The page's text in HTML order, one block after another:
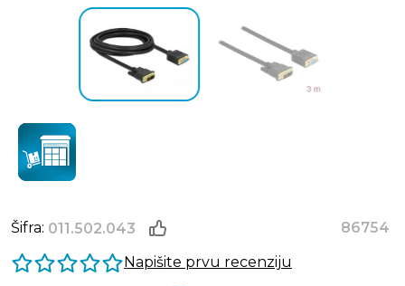
Šifra: 011.502.043
86754
Napišite prvu recenziju